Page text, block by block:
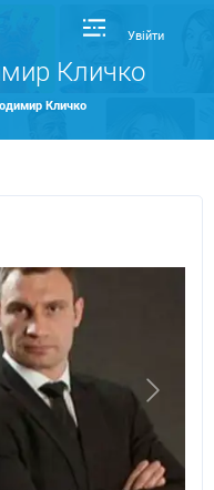
Увійти
Кличко
Кличко
Next